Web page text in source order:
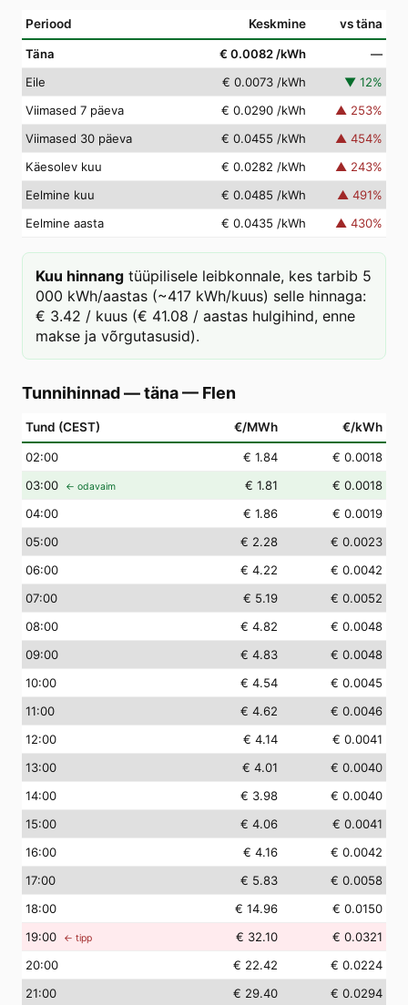
Periood Keskmine vs täna
Täna € 0.0082 /kWh
—
Eile
€ 0.0073 /kWh ▼ 12%
Viimased 7 päeva
€ 0.0290 /kWh ▲ 253%
Viimased 30 päeva
€ 0.0455 /kWh ▲ 454%
Käesolev kuu
€ 0.0282 /kWh ▲ 243%
Eelmine kuu
€ 0.0485 /kWh ▲ 491%
Eelmine aasta
€ 0.0435 /kWh ▲ 430%
Kuu hinnang tüüpilisele leibkonnale, kes tarbib 5
000 kWh/aastas (~417 kWh/kuus) selle hinnaga:
€ 3.42 / kuus (€ 41.08 / aastas hulgihind, enne
makse ja võrgutasusid).
Tunnihinnad — täna— Flen
Tund (CEST) €/MWh €/kWh
02:00 € 1.84
€ 0.0018
03:00 ← odavaim € 1.81
€ 0.0018
04:00 € 1.86
€ 0.0019
05:00 € 2.28
€ 0.0023
06:00 € 4.22
€ 0.0042
07:00 € 5.19
€ 0.0052
08:00 € 4.82
€ 0.0048
09:00 € 4.83
€ 0.0048
10:00 € 4.54
€ 0.0045
11:00 € 4.62
€ 0.0046
12:00 € 4.14
€ 0.0041
13:00 € 4.01
€ 0.0040
14:00 € 3.98
€ 0.0040
15:00 € 4.06
€ 0.0041
16:00 € 4.16
€ 0.0042
17:00 € 5.83
€ 0.0058
18:00 € 14.96
€ 0.0150
19:00 ← tipp € 32.10
€ 0.0321
20:00 € 22.42
€ 0.0224
21:00 € 29.40
€ 0.0294